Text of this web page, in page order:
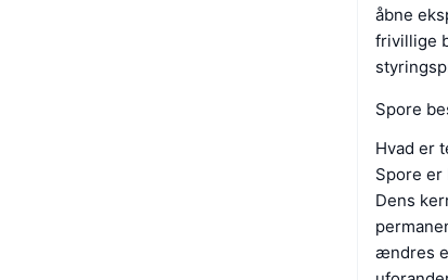
åbne
frivillige
Spore
Hvad er
Spore er
Dens
ændres